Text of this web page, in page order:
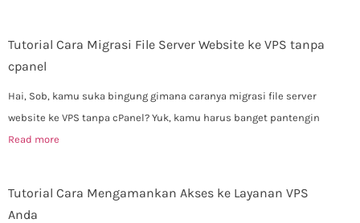
Tutorial Cara Migrasi File Server Website ke VPS tanpa
cpanel
Hai, Sob, kamu suka bingung gimana caranya migrasi file server
website ke VPS tanpa cPanel? Yuk, kamu harus banget pantengin
Read more
Tutorial Cara Mengamankan Akses ke Layanan VPS
Anda